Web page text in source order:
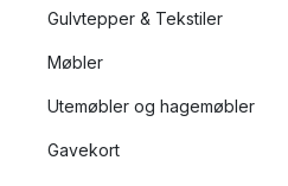
Gulvtepper & Tekstiler
Møbler
Utemøbler og hagemøbler
Gavekort